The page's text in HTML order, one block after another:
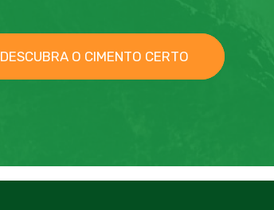
DESCUBRA O CIMENTO CERTO